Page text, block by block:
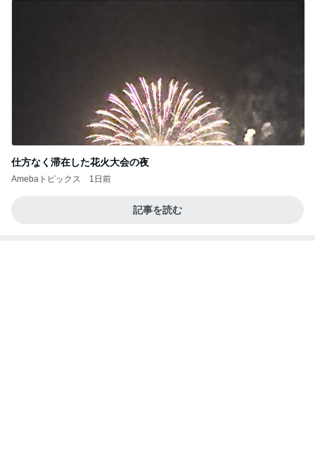
仕方なく滞在した花火大会の夜
Amebaトピックス 1日前
記事を読む